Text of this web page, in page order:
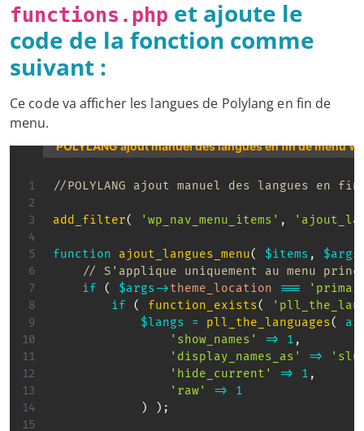
functions.php et ajoute le
code de la fonction comme
suivant :
Ce code va afficher les langues de Polylang en fin de
menu.
POLYLANG ajout manuel des langues en fin de menu
//POLYLANG ajout manuel des langues en fin
add_filter( 'wp_nav_menu_items' ,
function ajout_langues_menu( $items ,
$args
// S'applique uniquement au menu
if
( $args->theme_location ===
if
( function_exists(
$langs
= pll_the_languages(
'show_names'
=> 1 ,
'display_names_as'
=>
'hide_current'
=> 1 ,
'raw'
=>
1
)
) ;